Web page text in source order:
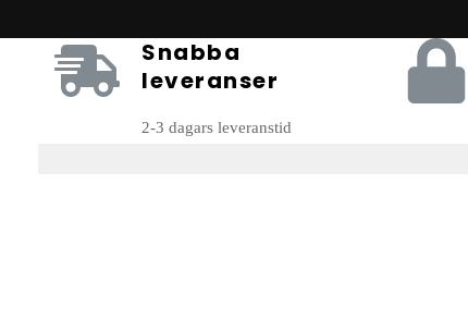
Snabba
leveranser
2-3 dagars leveranstid